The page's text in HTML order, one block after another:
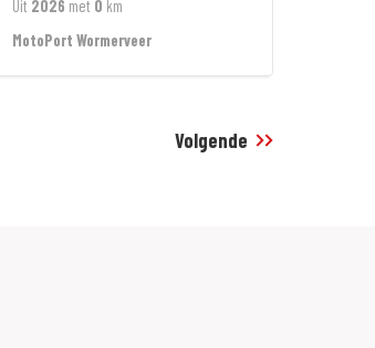
Uit 2026 met 0 km
MotoPort Wormerveer
Volgende